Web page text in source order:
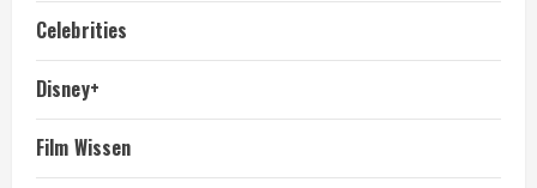
Celebrities
Disney+
Film Wissen